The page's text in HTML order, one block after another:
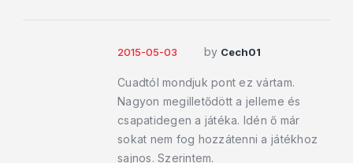
2015-05-03 by Cech01
Cuadtól mondjuk pont ez vártam.
Nagyon megilletődött a jelleme és
csapatidegen a játéka. Idén ő már
sokat nem fog hozzátenni a játékhoz
sajnos. Szerintem.